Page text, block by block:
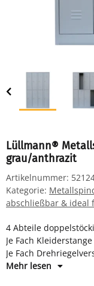
Lüllmann®
grau/anthrazit
Artikelnummer:
Kategorie:
abschließbar & ideal
4 Abteile
Je Fach
Je Fach
Maße: H 1950 x B
Mehr lesen